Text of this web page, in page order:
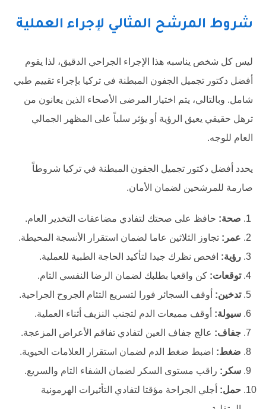
شروط المرشح المثالي لإجراء العملية
ليس كل شخص يناسبه هذا الإجراء الجراحي الدقيق، لذا يقوم
أفضل دكتور تجميل الجفون المبطنة في تركيا بإجراء تقييم طبي
شامل. وبالتالي، يتم اختيار المرضى الأصحاء الذين يعانون من
ترهل حقيقي يعيق الرؤية أو يؤثر سلباً على المظهر الجمالي
العام للوجه.
يحدد أفضل دكتور تجميل الجفون المبطنة في تركيا شروطاً
صارمة للمرشحين لضمان الأمان.
صحة: حافظ على صحتك لتفادي مضاعفات التخدير العام.
عمر: تجاوز الثلاثين عاما لضمان استقرار الأنسجة المحيطة.
رؤية: افحص نظرك جيدا لتأكيد الحاجة الطبية للعملية.
توقعات: كن واقعيا بطلبك لضمان الرضا النفسي التام.
تدخين: أوقف السجائر فورا لتسريع التئام الجروح الجراحية.
سيولة: أوقف مميعات الدم لتجنب النزيف أثناء العملية.
جفاف: عالج جفاف العين لتفادي تفاقم الأعراض المزعجة.
ضغط: اضبط ضغط الدم لضمان استقرار العلامات الحيوية.
سكر: راقب مستوى السكر لضمان الشفاء التام والسريع.
حمل: أجلي الجراحة مؤقتا لتفادي التأثيرات الهرمونية